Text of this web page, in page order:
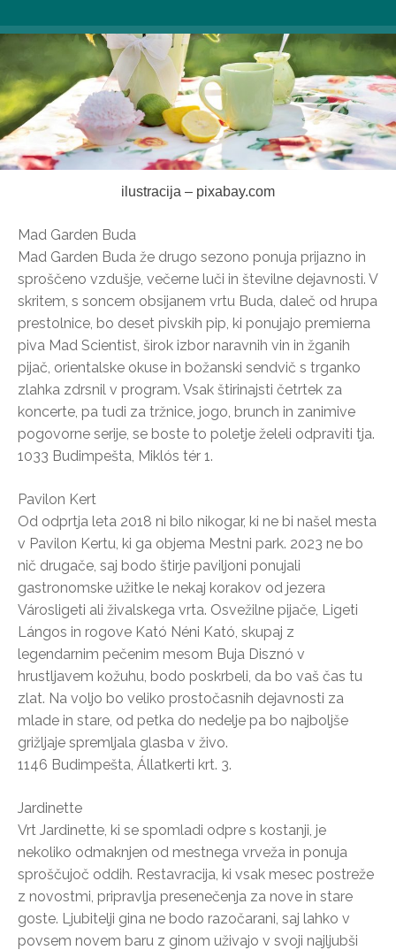
ilustracija – pixabay.com
Mad Garden Buda
Mad Garden Buda že drugo sezono ponuja prijazno in
sproščeno vzdušje, večerne luči in številne dejavnosti. V
skritem, s soncem obsijanem vrtu Buda, daleč od hrupa
prestolnice, bo deset pivskih pip, ki ponujajo premierna
piva Mad Scientist, širok izbor naravnih vin in žganih
pijač, orientalske okuse in božanski sendvič s trganko
zlahka zdrsnil v program. Vsak štirinajsti četrtek za
koncerte, pa tudi za tržnice, jogo, brunch in zanimive
pogovorne serije, se boste to poletje želeli odpraviti tja.
1033 Budimpešta, Miklós tér 1.
Pavilon Kert
Od odprtja leta 2018 ni bilo nikogar, ki ne bi našel mesta
v Pavilon Kertu, ki ga objema Mestni park. 2023 ne bo
nič drugače, saj bodo štirje paviljoni ponujali
gastronomske užitke le nekaj korakov od jezera
Városligeti ali živalskega vrta. Osvežilne pijače, Ligeti
Lángos in rogove Kató Néni Kató, skupaj z
legendarnim pečenim mesom Buja Disznó v
hrustljavem kožuhu, bodo poskrbeli, da bo vaš čas tu
zlat. Na voljo bo veliko prostočasnih dejavnosti za
mlade in stare, od petka do nedelje pa bo najboljše
grižljaje spremljala glasba v živo.
1146 Budimpešta, Állatkerti krt. 3.
Jardinette
Vrt Jardinette, ki se spomladi odpre s kostanji, je
nekoliko odmaknjen od mestnega vrveža in ponuja
sproščujoč oddih. Restavracija, ki vsak mesec postreže
z novostmi, pripravlja presenečenja za nove in stare
goste. Ljubitelji gina ne bodo razočarani, saj lahko v
povsem novem baru z ginom uživajo v svoji najljubši